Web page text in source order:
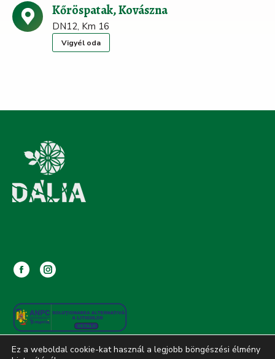
Kőröspatak, Kovászna
DN12, Km 16
Vigyél oda
Facebook
opens
in
Instagram
opens
in
Ez a weboldal cookie-kat használ a legjobb böngészési élmény